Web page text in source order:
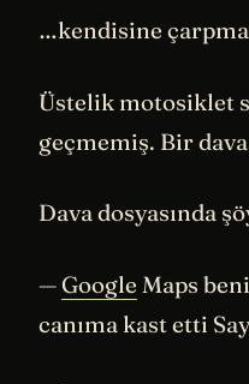
…kendisine
Üstelik motosiklet
geçmemiş. Bir dava
Dava dosyasında
—Google Maps
canıma kast etti